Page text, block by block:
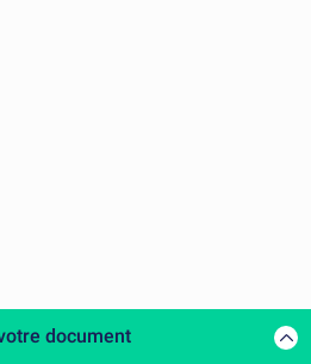
document